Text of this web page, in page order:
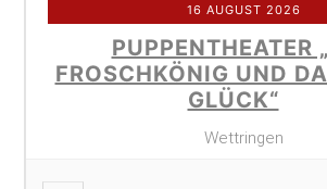
16 AUGUST 2026
PUPPENTHEATER
FROSCHKÖNIG UND
GLÜCK“
Wettringen